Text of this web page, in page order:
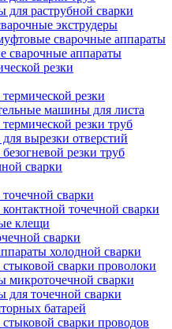
для раструбной сварки
экструдеры
сварочные аппараты
сварочные аппараты
резки
резки
машины для листа
резки труб
вырезки отверстий
резки труб
сварки
сварки
точечной сварки
клещи
сварки
холодной сварки
сварки проволоки
микроточечной сварки
для точечной сварки
батарей
сварки проводов